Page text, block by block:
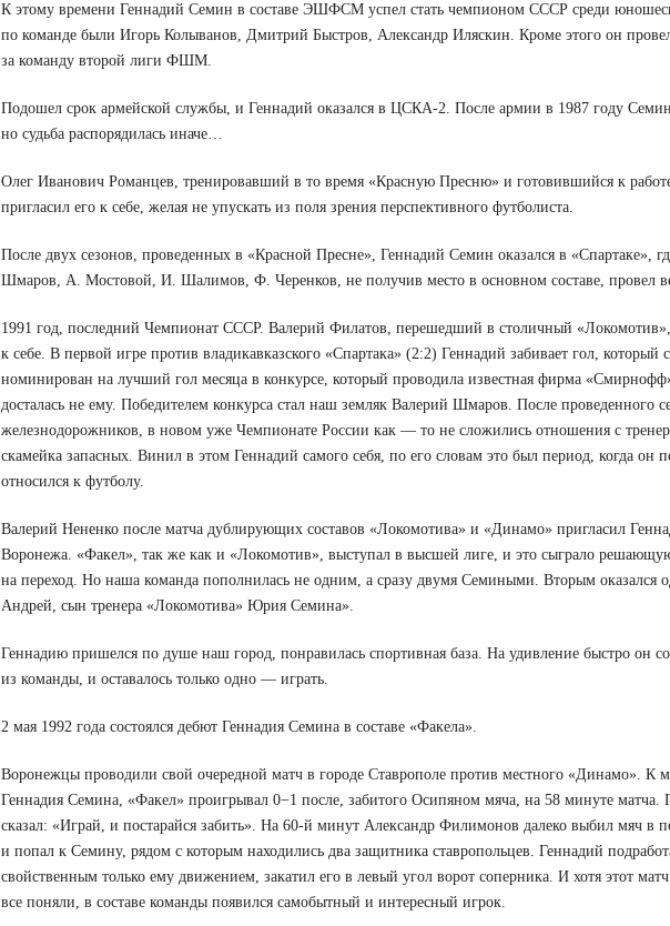
К этому времени Геннадий Семин в составе ЭШФСМ успел стать чемпионом СССР среди
по команде были Игорь Колыванов, Дмитрий Быстров, Александр Иляскин. Кроме этого он
за команду второй лиги ФШМ.
Подошел срок армейской службы, и Геннадий оказался в ЦСКА-2. После армии в 1987 году Семин
но судьба распорядилась иначе…
Олег Иванович Романцев, тренировавший в то время «Красную Пресню» и готовившийся к
пригласил его к себе, желая не упускать из поля зрения перспективного футболиста.
После двух сезонов, проведенных в «Красной Пресне», Геннадий Семин оказался в «Спартаке»,
Шмаров, А. Мостовой, И. Шалимов, Ф. Черенков, не получив место в основном составе, провел
1991 год, последний Чемпионат СССР. Валерий Филатов, перешедший в столичный «Локомотив»,
к себе. В первой игре против владикавказского «Спартака» (2:2) Геннадий забивает гол,
номинирован на лучший гол месяца в конкурсе, который проводила известная фирма
досталась не ему. Победителем конкурса стал наш земляк Валерий Шмаров. После проведенного
железнодорожников, в новом уже Чемпионате России как — то не сложились отношения с
скамейка запасных. Винил в этом Геннадий самого себя, по его словам это был период, когда он
относился к футболу.
Валерий Нененко после матча дублирующих составов «Локомотива» и «Динамо» пригласил
Воронежа. «Факел», так же как и «Локомотив», выступал в высшей лиге, и это сыграло
на переход. Но наша команда пополнилась не одним, а сразу двумя Семиными. Вторым оказался
Андрей, сын тренера «Локомотива» Юрия Семина».
Геннадию пришелся по душе наш город, понравилась спортивная база. На удивление быстро он
из команды, и оставалось только одно — играть.
2 мая 1992 года состоялся дебют Геннадия Семина в составе «Факела».
Воронежцы проводили свой очередной матч в городе Ставрополе против местного «Динамо». К
Геннадия Семина, «Факел» проигрывал 0−1 после, забитого Осипяном мяча, на 58 минуте матча.
сказал: «Играй, и постарайся забить». На 60-й минут Александр Филимонов далеко выбил мяч в
и попал к Семину, рядом с которым находились два защитника ставропольцев. Геннадий
свойственным только ему движением, закатил его в левый угол ворот соперника. И хотя этот
все поняли, в составе команды появился самобытный и интересный игрок.